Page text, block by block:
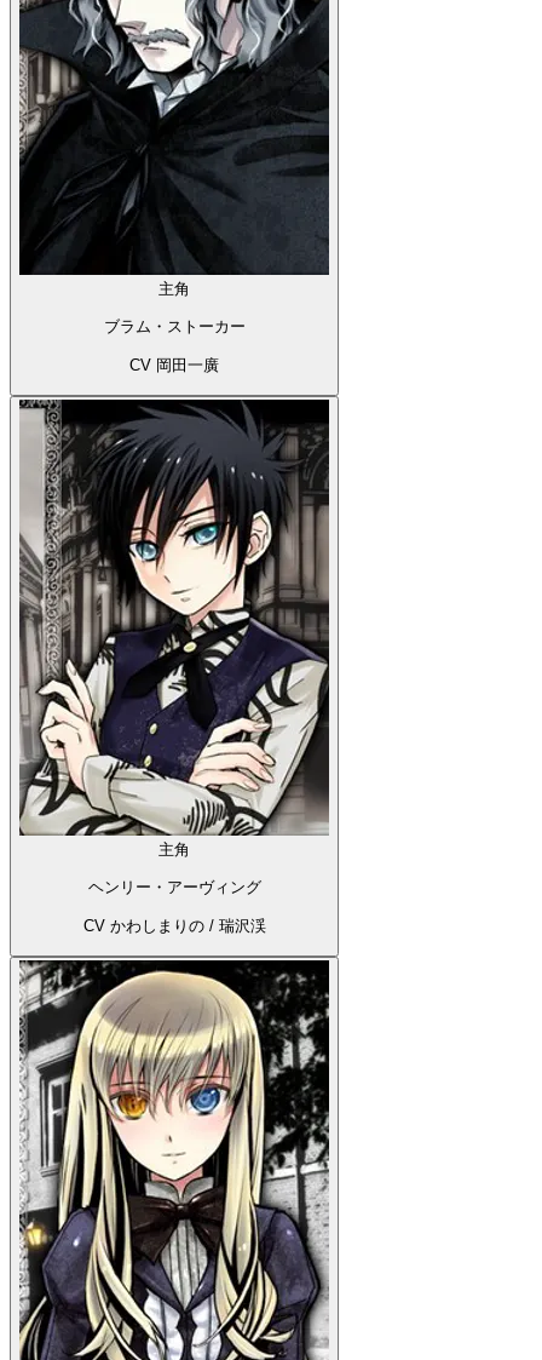
主角
ブラム・ストーカー
CV 岡田一廣
主角
ヘンリー・アーヴィング
CV かわしまりの / 瑞沢渓